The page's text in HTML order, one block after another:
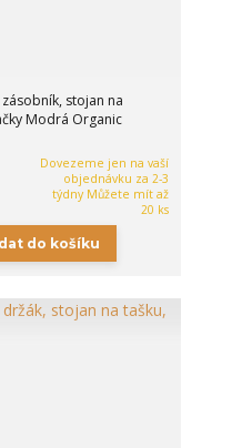
zásobník, stojan na
Modrá Organic
Dovezeme jen na vaší
objednávku za 2-3
týdny Můžete mít až
20 ks
do košíku